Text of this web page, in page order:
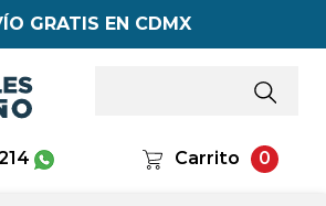
GRATIS EN CDMX
Carrito 0